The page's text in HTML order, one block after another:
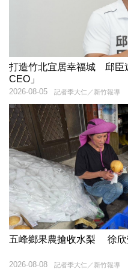
打造竹北宜居幸福城 邱臣
CEO」
記者季大仁／新竹報導
2026-08-05
五峰鄉果農搶收水梨 徐欣
記者季大仁／新竹報導
2026-08-08